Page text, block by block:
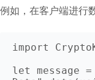
例如，在客户端进行
import
let message